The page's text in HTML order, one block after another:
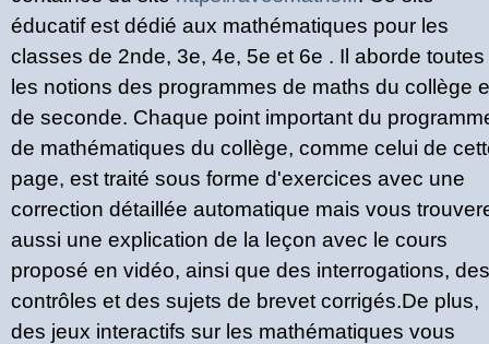
éducatif est dédié aux mathématiques pour les
classes de 2nde, 3e, 4e, 5e et 6e . Il aborde toutes
les notions des programmes de maths du collège
de seconde. Chaque point important du
de mathématiques du collège, comme celui de
page, est traité sous forme d'exercices avec une
correction détaillée automatique mais vous
aussi une explication de la leçon avec le cours
proposé en vidéo, ainsi que des interrogations, des
contrôles et des sujets de brevet corrigés.De plus,
des jeux interactifs sur les mathématiques vous